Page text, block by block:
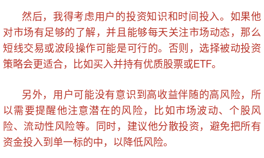
然后，我得考虑用户的投资知识和时间投入。如果他
对市场有足够的了解，并且能够每天关注市场动态，那么
短线交易或波段操作可能是可行的。否则，选择被动投资
策略会更适合，比如买入并持有优质股票或ETF。
另外，用户可能没有意识到高收益伴随的高风险，所
以需要提醒他注意潜在的风险，比如市场波动、个股风
险、流动性风险等。同时，建议他分散投资，避免把所有
资金投入到单一标的中，以降低风险。